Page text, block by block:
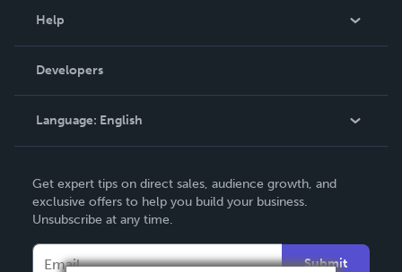
Podcast
Help
Order Lookup
Knowledge Base
Contact Support
Developers
Language: English
Deutsch
Français
Get expert tips on direct sales, audience growth, and
exclusive offers to help you build your business.
Unsubscribe at any time.
Submit